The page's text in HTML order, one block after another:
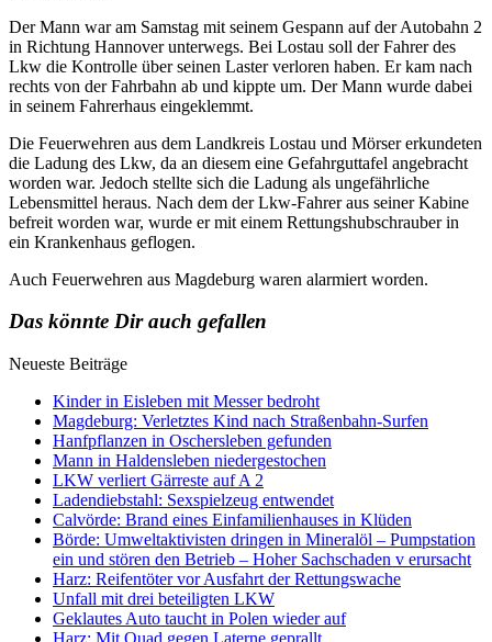
Der Mann war am Samstag mit seinem Gespann auf der Autobahn 2
in Richtung Hannover unterwegs. Bei Lostau soll der Fahrer des
Lkw die Kontrolle über seinen Laster verloren haben. Er kam nach
rechts von der Fahrbahn ab und kippte um. Der Mann wurde dabei
in seinem Fahrerhaus eingeklemmt.
Die Feuerwehren aus dem Landkreis Lostau und Mörser erkundeten
die Ladung des Lkw, da an diesem eine Gefahrguttafel angebracht
worden war. Jedoch stellte sich die Ladung als ungefährliche
Lebensmittel heraus. Nach dem der Lkw-Fahrer aus seiner Kabine
befreit worden war, wurde er mit einem Rettungshubschrauber in
ein Krankenhaus geflogen.
Auch Feuerwehren aus Magdeburg waren alarmiert worden.
Das könnte Dir auch gefallen
Neueste Beiträge
Kinder in Eisleben mit Messer bedroht
Magdeburg: Verletztes Kind nach Straßenbahn-Surfen
Hanfpflanzen in Oschersleben gefunden
Mann in Haldensleben niedergestochen
LKW verliert Gärreste auf A 2
Ladendiebstahl: Sexspielzeug entwendet
Calvörde: Brand eines Einfamilienhauses in Klüden
Börde: Umweltaktivisten dringen in Mineralöl – Pumpstation
ein und stören den Betrieb – Hoher Sachschaden v erursacht
Harz: Reifentöter vor Ausfahrt der Rettungswache
Unfall mit drei beteiligten LKW
Geklautes Auto taucht in Polen wieder auf